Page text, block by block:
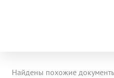
Найдены похожие